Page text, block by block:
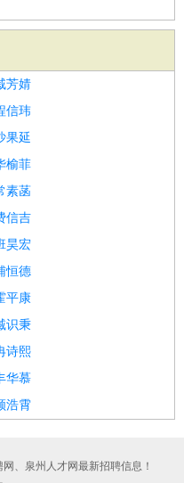
芳婧
信玮
果延
榆菲
素菡
信吉
昊宏
恒德
平康
识秉
诗熙
华慕
浩霄
、泉州人才网最新招聘信息！